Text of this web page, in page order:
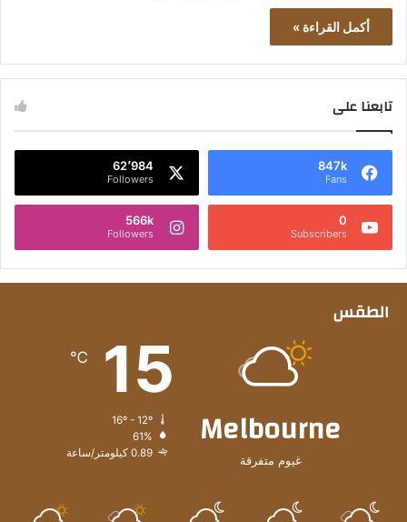
أكمل القراءة »
تابعنا على
847k
Fans
62٬984
Followers
0
Subscribers
566k
Followers
الطقس
Melbourne
غيوم متفرقة
15
℃
61%
0.89 كيلومتر/ساعة